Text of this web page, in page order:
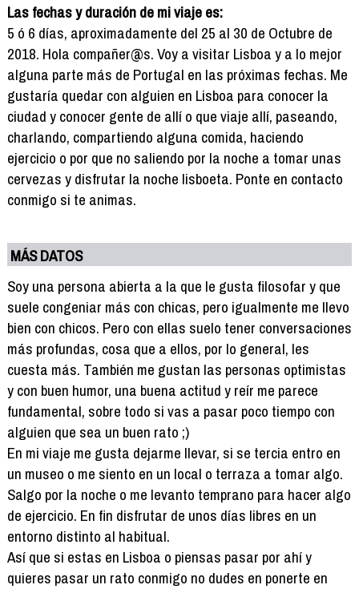
Las fechas y duración de mi viaje es:
5 ó 6 días, aproximadamente del 25 al 30 de Octubre de
2018. Hola compañer@s. Voy a visitar Lisboa y a lo mejor
alguna parte más de Portugal en las próximas fechas. Me
gustaría quedar con alguien en Lisboa para conocer la
ciudad y conocer gente de allí o que viaje allí, paseando,
charlando, compartiendo alguna comida, haciendo
ejercicio o por que no saliendo por la noche a tomar unas
cervezas y disfrutar la noche lisboeta. Ponte en contacto
conmigo si te animas.
MÁS DATOS
Soy una persona abierta a la que le gusta filosofar y que
suele congeniar más con chicas, pero igualmente me llevo
bien con chicos. Pero con ellas suelo tener conversaciones
más profundas, cosa que a ellos, por lo general, les
cuesta más. También me gustan las personas optimistas
y con buen humor, una buena actitud y reír me parece
fundamental, sobre todo si vas a pasar poco tiempo con
alguien que sea un buen rato ;)
En mi viaje me gusta dejarme llevar, si se tercia entro en
un museo o me siento en un local o terraza a tomar algo.
Salgo por la noche o me levanto temprano para hacer algo
de ejercicio. En fin disfrutar de unos días libres en un
entorno distinto al habitual.
Así que si estas en Lisboa o piensas pasar por ahí y
quieres pasar un rato conmigo no dudes en ponerte en